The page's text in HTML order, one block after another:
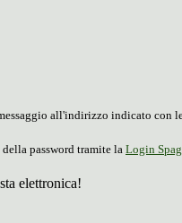
all'indirizzo indicato con
password tramite la Login
elettronica!